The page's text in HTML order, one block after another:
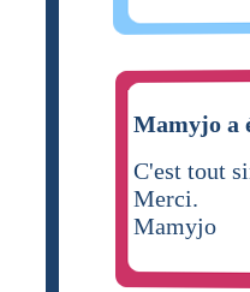
Mamyjo a
C'est tout
Merci.
Mamyjo